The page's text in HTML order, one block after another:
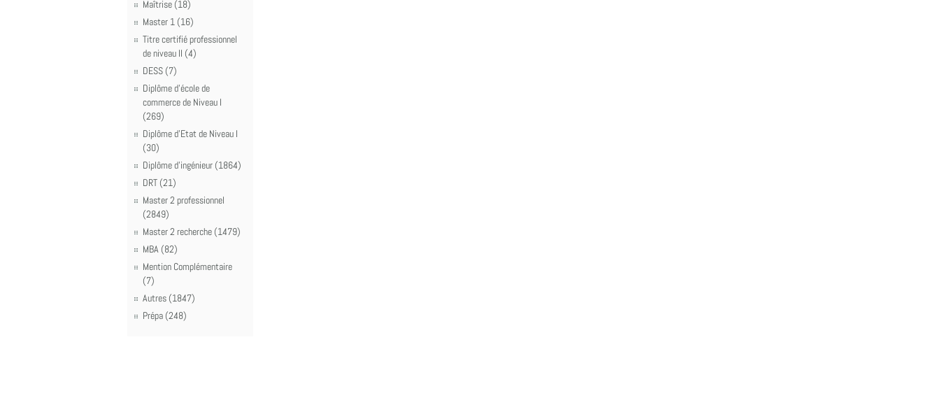
Maîtrise (18)
Master 1 (16)
Titre certifié professionnel
de niveau II (4)
DESS (7)
Diplôme d'école de
commerce de Niveau I
(269)
Diplôme d'Etat de Niveau I
(30)
Diplôme d'ingénieur (1864)
DRT (21)
Master 2 professionnel
(2849)
Master 2 recherche (1479)
MBA (82)
Mention Complémentaire
(7)
Autres (1847)
Prépa (248)